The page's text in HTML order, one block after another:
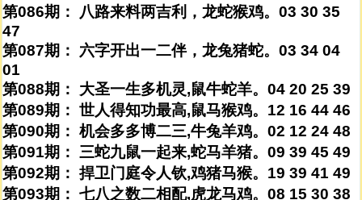
第086期： 八路来料两吉利，龙蛇猴鸡。03 30 35
47
第087期： 六字开出一二伴，龙兔猪蛇。03 34 04
01
第088期： 大圣一生多机灵,鼠牛蛇羊。04 20 25 39
第089期： 世人得知功最高,鼠马猴鸡。12 16 44 46
第090期： 机会多多博二三,牛兔羊鸡。02 12 24 48
第091期： 三蛇九鼠一起来,蛇马羊猪。09 39 45 49
第092期： 捍卫门庭令人钦,鸡猪马猴。19 39 41 49
第093期： 七八之数二相配,虎龙马鸡。08 15 30 38